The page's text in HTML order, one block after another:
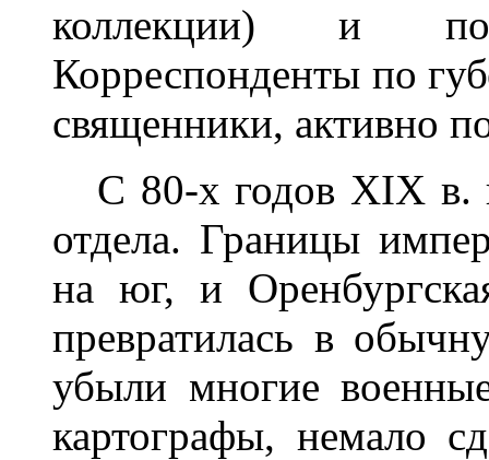
коллекции) и
Корреспонденты по
священники, активно
С 80-х годов XIX в.
отдела. Границы
на юг, и
превратилась в
убыли многие
картографы, немало